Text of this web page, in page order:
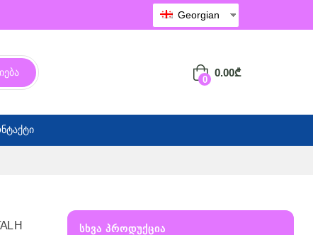
Georgian
0
0.00₾
H ᲡᲮᲕᲐ ᲞᲠᲝᲓᲣᲥᲪᲘᲐ